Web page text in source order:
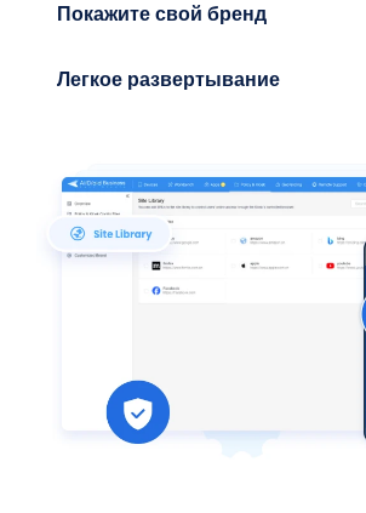
индивидуальность вашего бренда.
Легкое развертывание